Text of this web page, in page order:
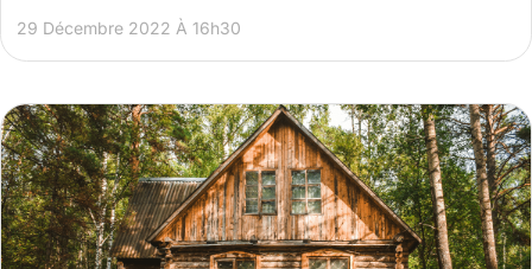
29 Décembre 2022 À 16h30